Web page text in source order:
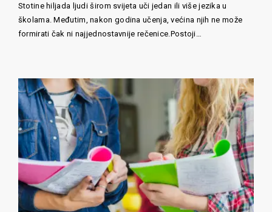
Stotine hiljada ljudi širom svijeta uči jedan ili više jezika u
školama. Međutim, nakon godina učenja, većina njih ne može
formirati čak ni najjednostavnije rečenice.Postoji…